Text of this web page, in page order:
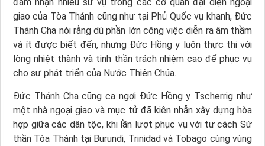
giao của Tòa Thánh cũng như tại Phủ Quốc vụ khanh, Đức
Thánh Cha nói rằng dù phần lớn công việc diễn ra âm thầm
và ít được biết đến, nhưng Đức Hồng y luôn thực thi với
lòng nhiệt thành và tinh thần trách nhiệm cao để phục vụ
cho sự phát triển của Nước Thiên Chúa.
Đức Thánh Cha cũng ca ngợi Đức Hồng y Tscherrig như
một nhà ngoại giao và mục tử đã kiên nhẫn xây dựng hòa
hợp giữa các dân tộc, khi lần lượt phục vụ với tư cách Sứ
thần Tòa Thánh tại Burundi, Trinidad và Tobago cùng vùng